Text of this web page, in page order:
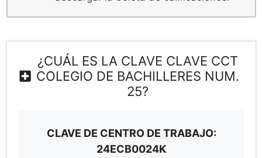
¿CUÁL ES LA CLAVE CLAVE CCT
COLEGIO DE BACHILLERES NUM.
25?
CLAVE DE CENTRO DE TRABAJO:
24ECB0024K